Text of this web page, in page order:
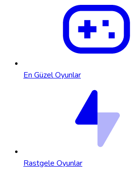
En Güzel Oyunlar
Rastgele Oyunlar